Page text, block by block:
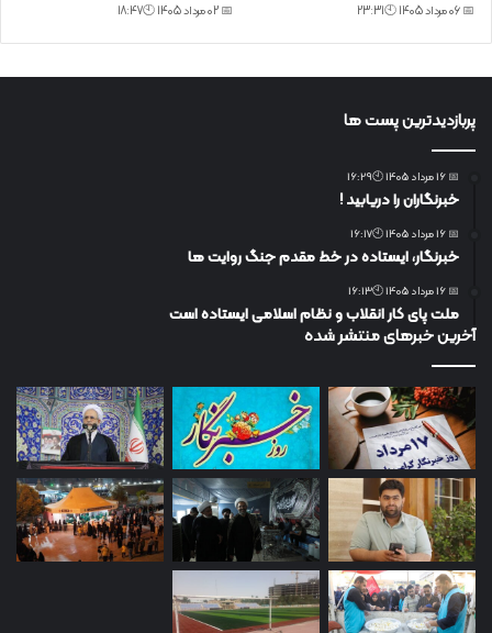
📅 06 مرداد 1405 🕙23:31 📅 02 مرداد 1405 🕙18:47
پربازدیدترین پست ها
📅 16 مرداد 1405 🕙16:29
خبرنگاران را دریابید !
📅 16 مرداد 1405 🕙16:17
خبرنگار، ایستاده در خط مقدم جنگ روایت ها
📅 16 مرداد 1405 🕙16:13
ملت پای کار انقلاب و نظام اسلامی ایستاده است
آخرین خبرهای منتشر شده